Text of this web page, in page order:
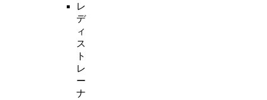
レ
デ
ィ
ス
ト
レ
ー
ナ